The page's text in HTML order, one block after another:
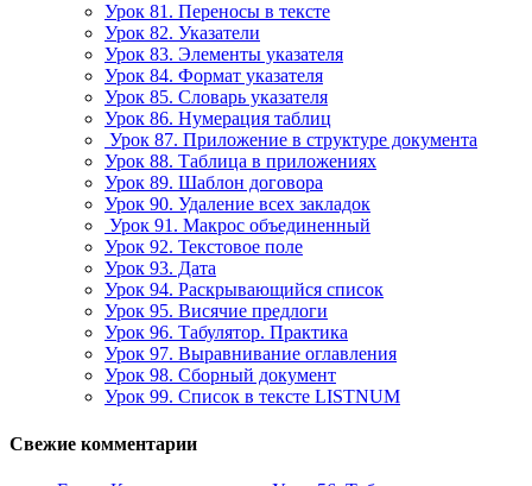
Урок 81. Переносы в тексте
Урок 82. Указатели
Урок 83. Элементы указателя
Урок 84. Формат указателя
Урок 85. Словарь указателя
Урок 86. Нумерация таблиц
Урок 87. Приложение в структуре документа
Урок 88. Таблица в приложениях
Урок 89. Шаблон договора
Урок 90. Удаление всех закладок
Урок 91. Макрос объединенный
Урок 92. Текстовое поле
Урок 93. Дата
Урок 94. Раскрывающийся список
Урок 95. Висячие предлоги
Урок 96. Табулятор. Практика
Урок 97. Выравнивание оглавления
Урок 98. Сборный документ
Урок 99. Список в тексте LISTNUM
Свежие комментарии